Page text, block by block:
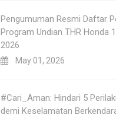
Pengumuman Resmi Daftar
Program Undian THR Honda
2026
May 01, 2026
#Cari_Aman: Hindari 5
demi Keselamatan